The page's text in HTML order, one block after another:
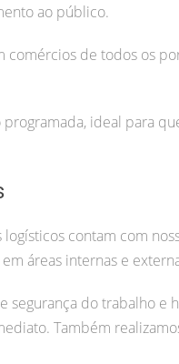
ao público.
de todos os
ideal para
contam com
áreas internas e
segurança do trabalho e
Também